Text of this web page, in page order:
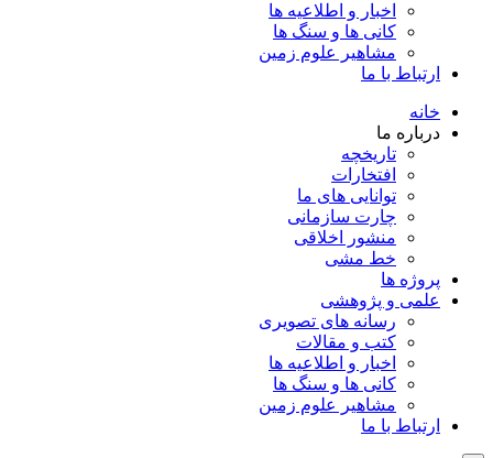
اخبار و اطلاعیه ها
کانی ها و سنگ ها
مشاهیر علوم زمین
ارتباط با ما
خانه
درباره ما
تاریخچه
افتخارات
توانایی های ما
چارت سازمانی
منشور اخلاقی
خط مشی
پروژه ها
علمی و پژوهشی
رسانه های تصویری
کتب و مقالات
اخبار و اطلاعیه ها
کانی ها و سنگ ها
مشاهیر علوم زمین
ارتباط با ما